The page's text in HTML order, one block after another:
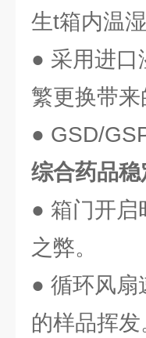
生t箱内温湿
● 采用进口
繁更换带来
● GSD/
综合药品
● 箱门开启
之弊。
● 循环风扇
的样品挥发